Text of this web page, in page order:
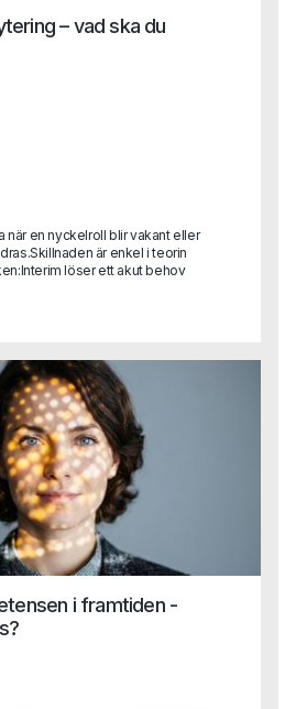
– vad ska du
när en nyckelroll blir vakant eller
är enkel i teorin
löser ett akut behov
handlar inte om vilket som är
i framtiden -